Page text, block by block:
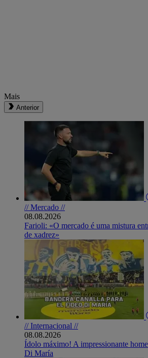
Mais
Anterior
// Mercado //
08.08.2026
Farioli: «O mercado é uma mistura
de xadrez»
// Internacional //
08.08.2026
Ídolo máximo! A impressionante
Di María